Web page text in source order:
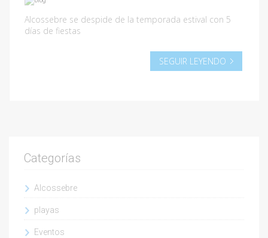
Alcossebre se despide de la temporada estival con 5
días de fiestas
SEGUIR LEYENDO
Categorías
Alcossebre
playas
Eventos